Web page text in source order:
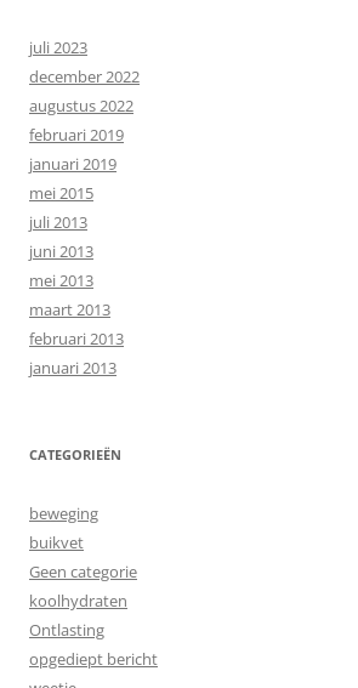
juli 2023
december 2022
augustus 2022
februari 2019
januari 2019
mei 2015
juli 2013
juni 2013
mei 2013
maart 2013
februari 2013
januari 2013
CATEGORIEËN
beweging
buikvet
Geen categorie
koolhydraten
Ontlasting
opgediept bericht